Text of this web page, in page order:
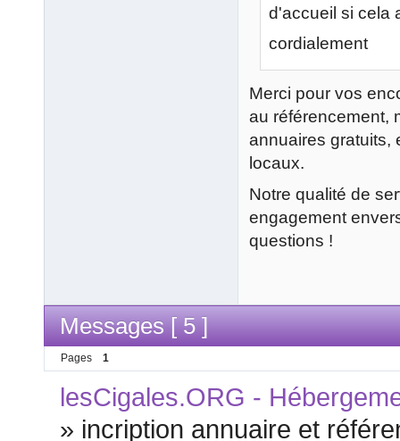
d'accueil si cela
cordialement
Merci pour vos
au référencement,
annuaires gratuits,
locaux.
Notre qualité de
engagement
questions !
Messages [ 5 ]
Pages 1
lesCigales.ORG -
» incription annuaire et